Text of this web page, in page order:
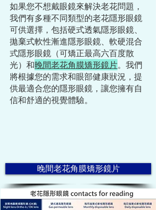
如果您不想戴眼鏡來解決老花問題，
我們有多種不同類型的老花隱形眼鏡
可供選擇，包括硬式透氣隱形眼鏡、
拋棄式軟性漸進隱形眼鏡、軟硬混合
式隱形眼鏡（可矯正最高六百度散
光）和晚間老花角膜矯形鏡片。我們
將根據您的需求和眼部健康狀況，提
供最適合您的隱形眼鏡，讓您擁有自
信和舒適的視覺體驗。
晚間老花角膜矯形鏡片